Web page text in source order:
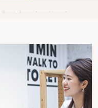
「事業に関係のある者」に
支出の動機・金額・態様・
効果等からして、事業関係
者等との間の親睦の度を密
にして取引関係の円滑な進
行を図るという接待等の目
的でなされたと認めること